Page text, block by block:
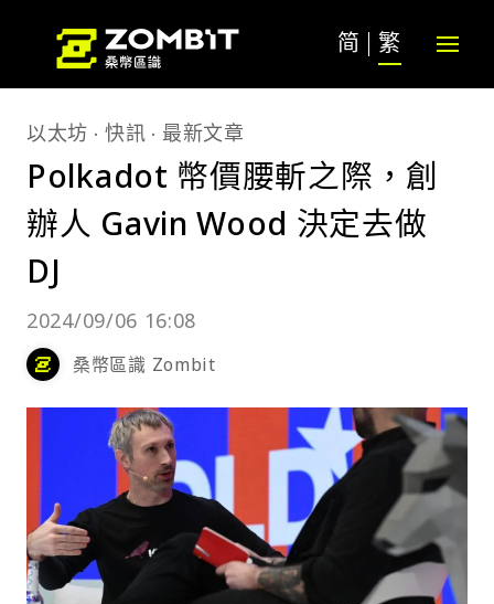
简 繁
以太坊 快訊 最新文章
Polkadot 幣價腰斬之際，創
辦人 Gavin Wood 決定去做
DJ
2024/09/06 16:08
桑幣區識 Zombit